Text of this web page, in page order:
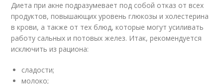
Диета при акне подразумевает под собой отказ от всех
продуктов, повышающих уровень глюкозы и холестерина
в крови, а также от тех блюд, которые могут усиливать
работу сальных и потовых желез. Итак, рекомендуется
исключить из рациона:
сладости;
молоко;